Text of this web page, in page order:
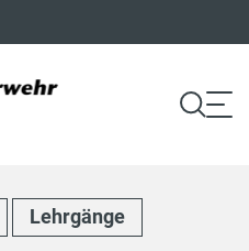
Lehrgänge